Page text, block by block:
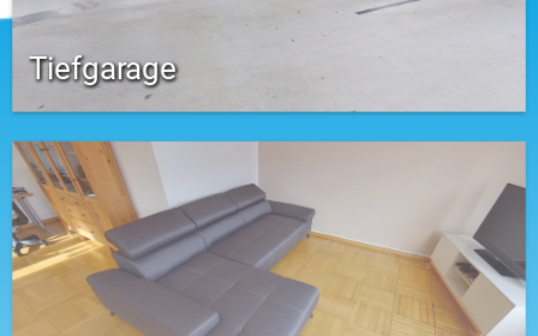
Tiefgarage